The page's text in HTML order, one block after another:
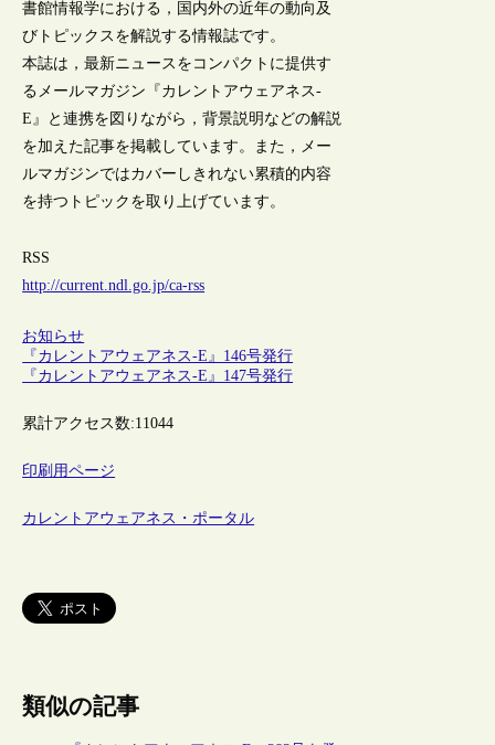
書館情報学における，国内外の近年の動向及
びトピックスを解説する情報誌です。
本誌は，最新ニュースをコンパクトに提供す
るメールマガジン『カレントアウェアネス-
E』と連携を図りながら，背景説明などの解説
を加えた記事を掲載しています。また，メー
ルマガジンではカバーしきれない累積的内容
を持つトピックを取り上げています。
RSS
http://current.ndl.go.jp/ca-rss
お知らせ
『カレントアウェアネス-E』146号発行
『カレントアウェアネス-E』147号発行
累計アクセス数:11044
印刷用ページ
カレントアウェアネス・ポータル
類似の記事